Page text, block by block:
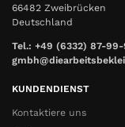
66482 Zweibrücken
Deutschland
Tel.: +49 (6332) 87-99-
KUNDENDIENST
Kontaktiere uns